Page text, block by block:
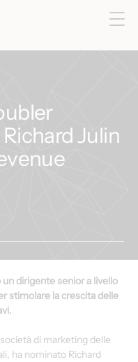
Julin
dirigente senior a livello
stimolare la crescita delle
di marketing delle
ha nominato Richard